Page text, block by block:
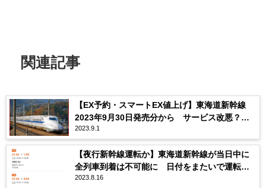
関連記事
【EX予約・スマートEX値上げ】東海道新幹線
2023年9月30日発売分から サービス改悪？カ
ード解約する人も？
2023.9.1
【夜行新幹線運転か】東海道新幹線が当日中に
全列車到着は不可能に 日付をまたいで運転さ
れる列車も登場
2023.8.16